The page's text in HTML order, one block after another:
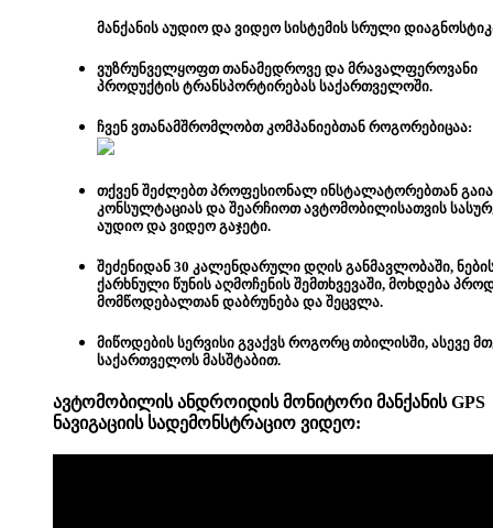
მანქანის აუდიო და ვიდეო სისტემის სრული
ვუზრუნველყოფთ თანამედროვე და მრავალფეროვანი
პროდუქტის ტრანსპორტირებას საქართველოში.
ჩვენ ვთანამშრომლობთ კომპანიებთან როგორებიცაა:
თქვენ შეძლებთპროფესიონალ ინსტალატორებთან
კონსულტაციას და შეარჩიოთ ავტომობილისათვის
აუდიო და ვიდეო გაჯეტი.
შეძენიდან 30 კალენდარული დღის განმავლობაში,
ქარხნული წუნის აღმოჩენის შემთხვევაში, მოხდება
მომწოდებალთან დაბრუნება და შეცვლა.
მიწოდების სერვისი გვაქვს როგორც თბილისში, ასევე
საქართველოს მასშტაბით.
ავტომობილის ანდროიდის მონიტორი მანქანის GPS
ნავიგაციის სადემონსტრაციო ვიდეო: